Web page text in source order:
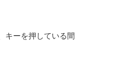
キーを押している間